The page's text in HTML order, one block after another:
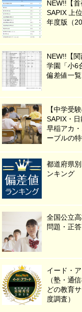
NEW!!【首
SAPIX 上
年度版（
NEW!!【
学園「小6
偏差値一覧
【中学受
SAPIX・日
早稲アカ
ーブルの
都道府県
ンキング
全国公立
問題・正答
イード・
（塾・通
どの教育
度調査）